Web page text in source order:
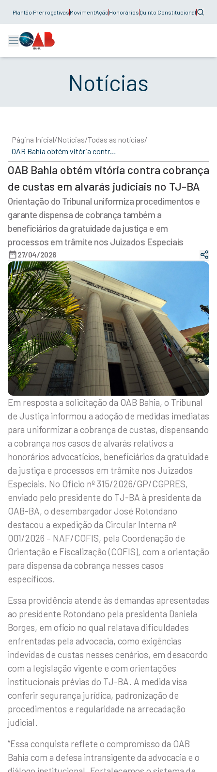
Plantão Prerrogativas MovimentAção Honorários Quinto Constitucional
Notícias
Página Inicial/Notícias/Todas as notícias/
OAB Bahia obtém vitória contra cobrança
de custas em alvarás judiciais no TJ-BA
Orientação do Tribunal uniformiza procedimentos e
garante dispensa de cobrança também a
beneficiários da gratuidade da justiça e em
processos em trâmite nos Juizados Especiais
27/04/2026
Em resposta a solicitação da OAB Bahia, o Tribunal
de Justiça informou a adoção de medidas imediatas
para uniformizar a cobrança de custas, dispensando
a cobrança nos casos de alvarás relativos a
honorários advocatícios, beneficiários da gratuidade
da justiça e processos em trâmite nos Juizados
Especiais. No Oficio nº 315/2026/GP/CGPRES,
enviado pelo presidente do TJ-BA à presidenta da
OAB-BA, o desembargador José Rotondano
destacou a expedição da Circular Interna nº
001/2026 – NAF/COFIS, pela Coordenação de
Orientação e Fiscalização (COFIS), com a orientação
para dispensa da cobrança nesses casos
específicos.
Essa providência atende às demandas apresentadas
ao presidente Rotondano pela presidenta Daniela
Borges, em ofício no qual relatava dificuldades
enfrentadas pela advocacia, como exigências
indevidas de custas nesses cenários, em desacordo
com a legislação vigente e com orientações
institucionais prévias do TJ-BA. A medida visa
conferir segurança jurídica, padronização de
procedimentos e regularidade na arrecadação
judicial.
“Essa conquista reflete o compromisso da OAB
Bahia com a defesa intransigente da advocacia e o